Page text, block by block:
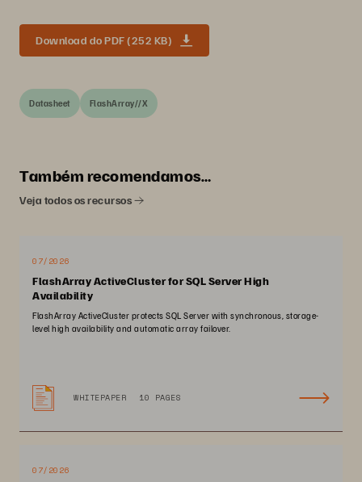
Download do PDF (252 KB)
Datasheet FlashArray//X
Também recomendamos…
Veja todos os recursos
07/2026
FlashArray ActiveCluster for SQL Server High
Availability
FlashArray ActiveCluster protects SQL Server with synchronous, storage-
level high availability and automatic array failover.
WHITEPAPER 10 PAGES
07/2026